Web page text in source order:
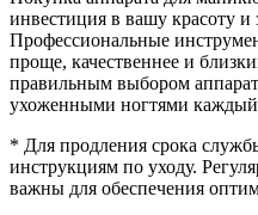
инвестиция в вашу красоту и
Профессиональные
проще, качественнее и
правильным выбором
ухоженными ногтями каждый
* Для продления срока
инструкциям по уходу.
важны для обеспечения